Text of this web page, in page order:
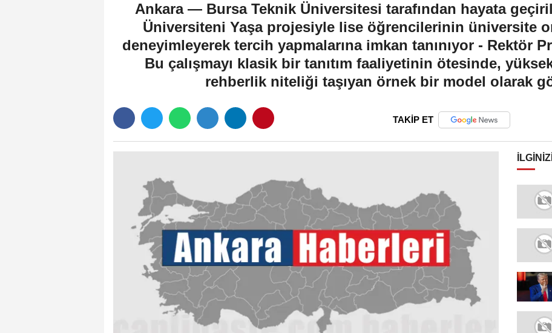
Ankara — Bursa Teknik Üniversitesi tarafından hayata
Üniversiteni Yaşa projesiyle lise öğrencilerinin üniversite
deneyimleyerek tercih yapmalarına imkan tanınıyor - Rektör
Bu çalışmayı klasik bir tanıtım faaliyetinin ötesinde,
rehberlik niteliği taşıyan örnek bir model olarak
TAKİP ET